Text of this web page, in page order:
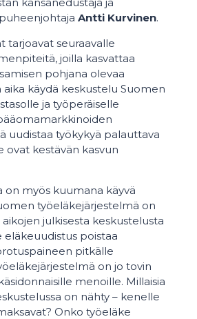
Antti Kurvinen.
tarjoavat seuraavalle
joilla kasvattaa
pohjana olevaa
käydä keskustelu Suomen
ja työperäiselle
uudistaa työkykyä palauttava
kestävän kasvun
on myös kuumana käyvä
työeläkejärjestelmä on
julkisesta keskustelusta
eläkeuudistus poistaa
pitkälle
on jo tovin
menoille. Millaisia
on nähty – kenelle
Onko työeläke